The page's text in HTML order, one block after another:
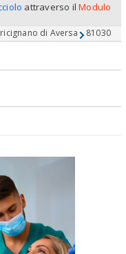
attraverso ilModulo
di Aversa 81030